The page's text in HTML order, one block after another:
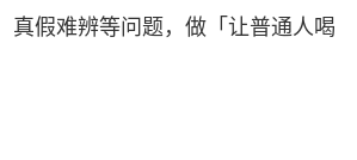
真假难辨等问题，做「让普通人喝